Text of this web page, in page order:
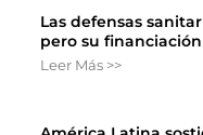
Las defensas
pero su
Leer Más >>